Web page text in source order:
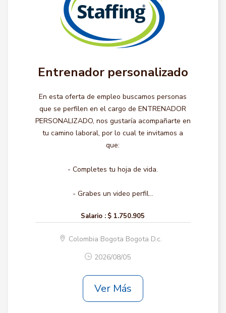
Entrenador personalizado
En esta oferta de empleo buscamos personas
que se perfilen en el cargo de ENTRENADOR
PERSONALIZADO, nos gustaría acompañarte en
tu camino laboral, por lo cual te invitamos a
que:
- Completes tu hoja de vida.
- Grabes un video perfil...
Salario : $ 1.750.905
Colombia Bogota Bogota D.c.
2026/08/05
Ver Más